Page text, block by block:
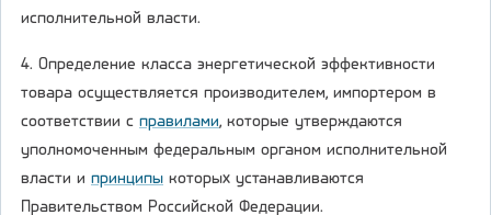
исполнительной власти.
4. Определение класса энергетической эффективности
товара осуществляется производителем, импортером в
соответствии с правилами, которые утверждаются
уполномоченным федеральным органом исполнительной
власти и принципы которых устанавливаются
Правительством Российской Федерации.